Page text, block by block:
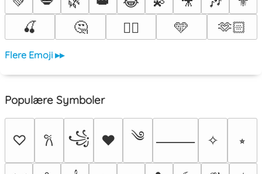
🍒
🤔 ❤️‍🔥 🩵 🫶🏻
Flere Emoji ▸▸
Populære Symboler
♡ 𐙚 ꧁ ♥ ༄ ⸻ ✧ ⭒